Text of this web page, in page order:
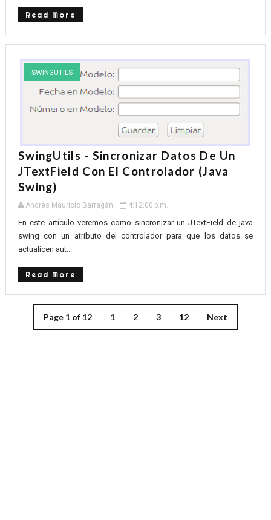
Read More
SWINGUTILS
SwingUtils - Sincronizar Datos De Un
JTextField Con El Controlador (Java
Swing)
Andrés Mauricio Barragán 4:12:00 p.m.
En este artículo veremos como sincronizar un JTextField de java
swing con un atributo del controlador para que los datos se
actualicen aut...
Read More
Page 1 of 12 1 2 3 12 Next